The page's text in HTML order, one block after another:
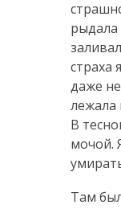
рыдала
страха
даже
лежала
В
мочой.
Там